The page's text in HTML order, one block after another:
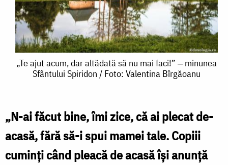
„Te
dar
altădată
să
„Te ajut acum, dar altădată să nu mai faci!” ‒ minunea
Sfântului Spiridon / Foto: Valentina Bîrgăoanu
„N-ai făcut bine, îmi zice, că ai plecat de-
acasă, fără să-i spui mamei tale. Copiii
cuminți când pleacă de acasă își anunță